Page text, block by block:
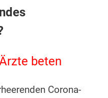
beten
Corona-